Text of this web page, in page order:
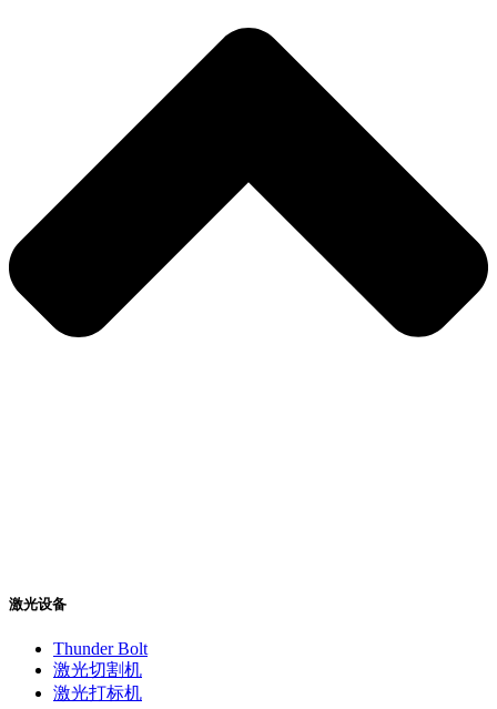
激光设备
Thunder Bolt
激光切割机
激光打标机